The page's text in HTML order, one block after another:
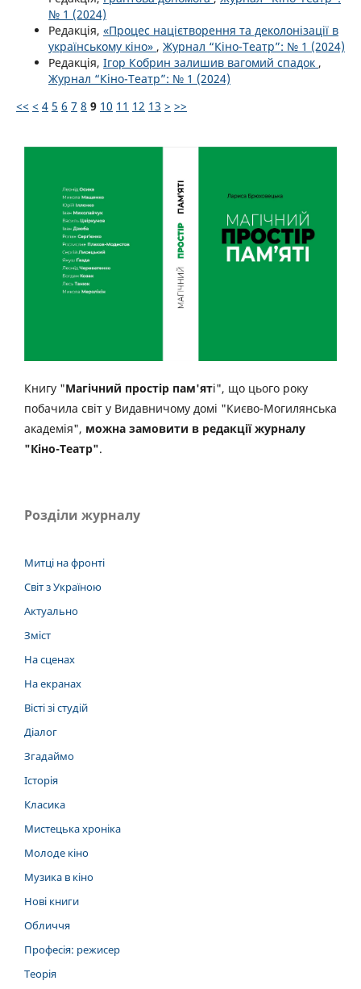
№ 1 (2024)
Редакція, «Процес націєтворення та деколонізації в
українському кіно» , Журнал “Кіно-Театр”: № 1 (2024)
Редакція, Ігор Кобрин залишив вагомий спадок ,
Журнал “Кіно-Театр”: № 1 (2024)
<< < 4 5 6 7 8 9 10 11 12 13 > >>
Книгу "Магічний простір пам'яті", що цього року
побачила світ у Видавничому домі "Києво-Могилянська
академія", можна замовити в редакції журналу
"Кіно-Театр".
Розділи журналу
Митці на фронті
Світ з Україною
Актуально
Зміст
На сценах
На екранах
Вісті зі студій
Діалог
Згадаймо
Історія
Класика
Мистецька хроніка
Молоде кіно
Музика в кіно
Нові книги
Обличчя
Професія: режисер
Теорія